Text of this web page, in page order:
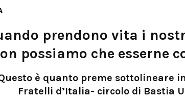
prendono vita i
possiamo che esserne
è quanto preme sottolineare
Fratelli d’Italia- circolo di Bastia